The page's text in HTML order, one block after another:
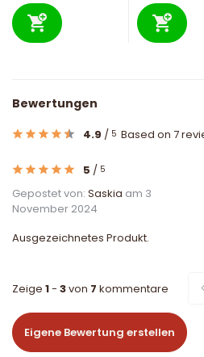
Bewertungen
4.9 / 5 Based on 7
5 / 5
Gepostet von: Saskia am 3
November 2024
Ausgezeichnetes Produkt.
Zeige 1- 3von 7 kommentare
Eigene Bewertung erstellen